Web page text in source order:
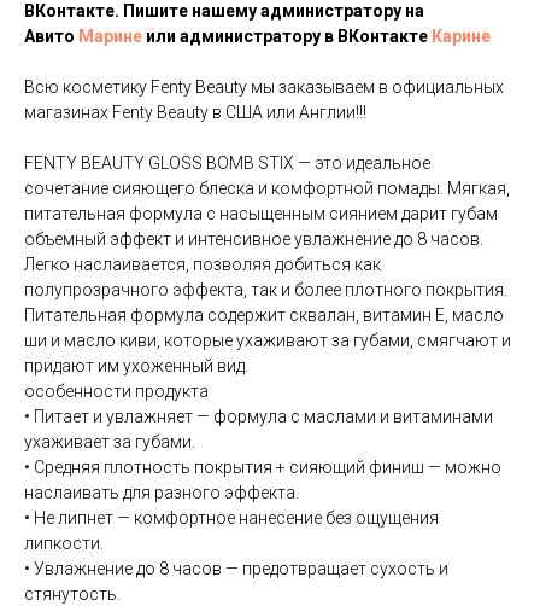
ВКонтакте. Пишите нашему администратору на
Авито Марине или администратору в ВКонтакте Карине
Всю косметику Fenty Beauty мы заказываем в официальных
магазинах Fenty Beauty в США или Англии!!!
FENTY BEAUTY GLOSS BOMB STIX — это идеальное
сочетание сияющего блеска и комфортной помады. Мягкая,
питательная формула с насыщенным сиянием дарит губам
объемный эффект и интенсивное увлажнение до 8 часов.
Легко наслаивается, позволяя добиться как
полупрозрачного эффекта, так и более плотного покрытия.
Питательная формула содержит сквалан, витамин E, масло
ши и масло киви, которые ухаживают за губами, смягчают и
придают им ухоженный вид.
особенности продукта
• Питает и увлажняет — формула с маслами и витаминами
ухаживает за губами.
• Средняя плотность покрытия + сияющий финиш — можно
наслаивать для разного эффекта.
• Не липнет — комфортное нанесение без ощущения
липкости.
• Увлажнение до 8 часов — предотвращает сухость и
стянутость.